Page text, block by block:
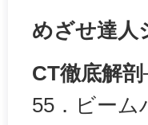
めざせ達人
CT徹底解
55．ビーム